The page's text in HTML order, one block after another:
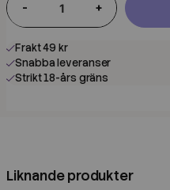
- +
Frakt 49 kr
Snabba leveranser
Strikt 18-års gräns
Liknande produkter